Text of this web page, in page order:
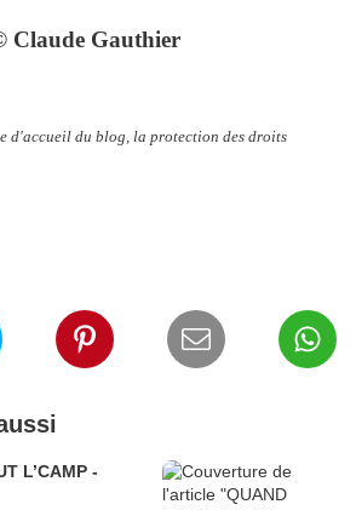
Claude Gauthier
d'accueil du blog, la protection des droits
L’CAMP -